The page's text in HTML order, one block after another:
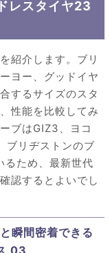
レスタイヤ23
紹介します。ブリ
ヨー、グッドイヤ
するサイズのスタ
性能を比較してみ
ブはGIZ3、ヨコ
ブリヂストンのブ
るため、最新世代
認するとよいでし
瞬間密着できる